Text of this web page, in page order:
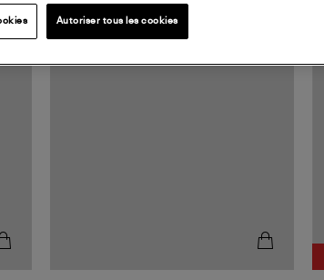
MADE IN EUROPE
Autoriser tous les cookies